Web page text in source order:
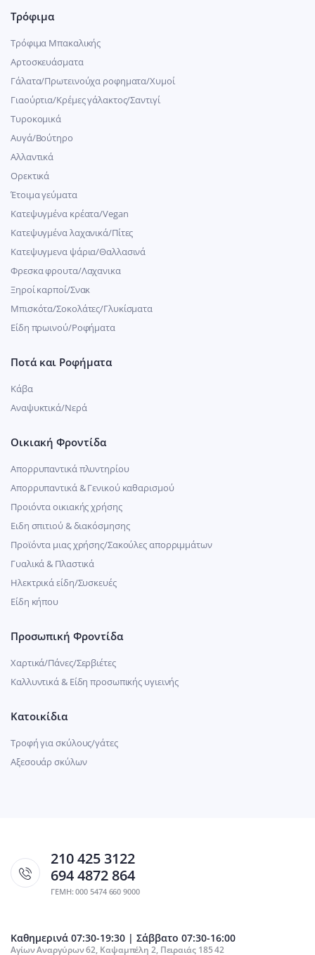
Τρόφιμα
Τρόφιμα Μπακαλικής
Αρτοσκευάσματα
Γάλατα/Πρωτεινούχα ροφηματα/Χυμοί
Γιαούρτια/Κρέμες γάλακτος/Σαντιγί
Τυροκομικά
Αυγά/Βούτηρο
Αλλαντικά
Ορεκτικά
Έτοιμα γεύματα
Κατεψυγμένα κρέατα/Vegan
Kατεψυγμένα λαχανικά/Πίτες
Κατεψυγμενα ψάρια/Θαλλασινά
Φρεσκα φρουτα/Λαχανικα
Ξηροί καρποί/Σνακ
Μπισκότα/Σοκολάτες/Γλυκίσματα
Είδη πρωινού/Ροφήματα
Ποτά και Ροφήματα
Κάβα
Αναψυκτικά/Νερά
Οικιακή Φροντίδα
Απορρυπαντικά πλυντηρίου
Απορρυπαντικά & Γενικού καθαρισμού
Προιόντα οικιακής χρήσης
Ειδη σπιτιού & διακόσμησης
Προϊόντα μιας χρήσης/Σακούλες απορριμμάτων
Γυαλικά & Πλαστικά
Ηλεκτρικά είδη/Συσκευές
Είδη κήπου
Προσωπική Φροντίδα
Χαρτικά/Πάνες/Σερβιέτες
Καλλυντικά & Είδη προσωπικής υγιεινής
Κατοικίδια
Τροφή για σκύλους/γάτες
Αξεσουάρ σκύλων
210 425 3122
694 4872 864
ΓΕΜΗ: 000 5474 660 9000
Καθημερινά 07:30-19:30 | Σάββατο 07:30-16:00
Αγίων Αναργύρων 62, Καψαμπέλη 2, Πειραιάς 185 42